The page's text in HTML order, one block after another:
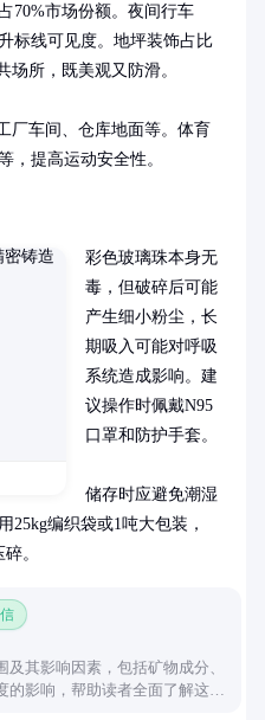
70%市场份额。夜间行车
标线可见度。地坪装饰占比
场所，既美观又防滑。
厂车间、仓库地面等。体育
，提高运动安全性。
彩色玻璃珠本身无
毒，但破碎后可能
产生细小粉尘，长
期吸入可能对呼吸
系统造成影响。建
议操作时佩戴N95
口罩和防护手套。
储存时应避免潮湿
25kg编织袋或1吨大包装，
。
其影响因素，包括矿物成分、
影响，帮助读者全面了解这一